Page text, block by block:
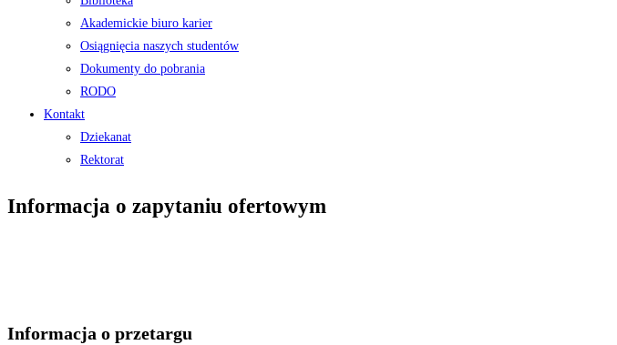
Akademickie biuro karier
Osiągnięcia naszych studentów
Dokumenty do pobrania
RODO
Kontakt
Dziekanat
Rektorat
Informacja o zapytaniu ofertowym
Informacja o przetargu